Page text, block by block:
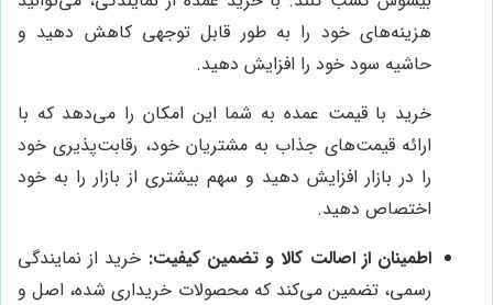
هزینه‌های خود را به طور قابل توجهی کاهش دهید و
حاشیه سود خود را افزایش دهید.
خرید با قیمت عمده به شما این امکان را می‌دهد که با
ارائه قیمت‌های جذاب به مشتریان خود، رقابت‌پذیری خود
را در بازار افزایش دهید و سهم بیشتری از بازار را به خود
اختصاص دهید.
اطمینان از اصالت کالا و تضمین کیفیت: خرید از نمایندگی
رسمی، تضمین می‌کند که محصولات خریداری شده، اصل و